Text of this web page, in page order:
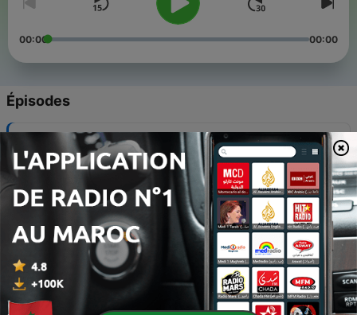
00:00 00:00
Épisodes
Capítulo 23. Adiós, pero… hasta la vuelta
10 août 2020
22 - Capítulo 22. Una sorpresa tras otra
31 juil. 2020
21 - Capítulo 21. Cómo transcurre la vida en los Alpes
24 juil. 2020
20 - Capítulo 20. Los amigos de Francfort se ponen en
camino